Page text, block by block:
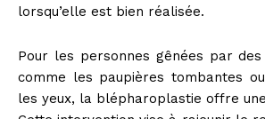
lorsqu’elle est bien réalisée.
Pour les personnes gênées par
comme les paupières tombantes
les yeux, la blépharoplastie offre